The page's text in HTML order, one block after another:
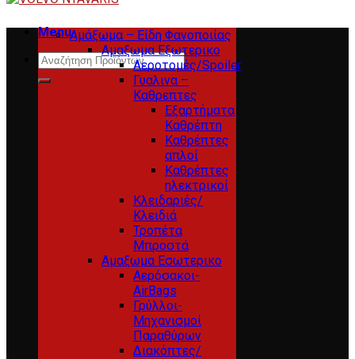
Menu
Search
for:
Αμάξωμα – Είδη Φανοποιίας
Αμαξωμα Εξωτερικο
Αεροτομές/Spoiler
Γυαλινα –
Καθρεπτες
Εξαρτήματα
Καθρέπτη
Καθρέπτες
απλοί
Καθρέπτες
ηλεκτρικοί
Κλειδαριές/
Κλειδιά
Τροπέτα
Μπροστά
Αμαξωμα Εσωτερικο
Αερόσακοι-
AirBags
Γρύλλοι-
Μηχανισμοί
Παραθύρων
Διακόπτες/